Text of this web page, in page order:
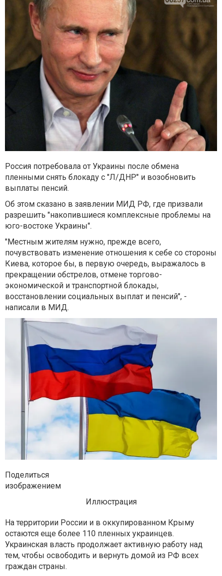
Россия потребовала от Украины после обмена
пленными снять блокаду с "Л/ДНР" и возобновить
выплаты пенсий.
Об этом сказано в заявлении МИД РФ, где призвали
разрешить "накопившиеся комплексные проблемы на
юго-востоке Украины".
"Местным жителям нужно, прежде всего,
почувствовать изменение отношения к себе со стороны
Киева, которое бы, в первую очередь, выражалось в
прекращении обстрелов, отмене торгово-
экономической и транспортной блокады,
восстановлении социальных выплат и пенсий", -
написали в МИД.
Поделиться
изображением
Иллюстрация
На территории России и в оккупированном Крыму
остаются еще более 110 пленных украинцев.
Украинская власть продолжает активную работу над
тем, чтобы освободить и вернуть домой из РФ всех
граждан страны.